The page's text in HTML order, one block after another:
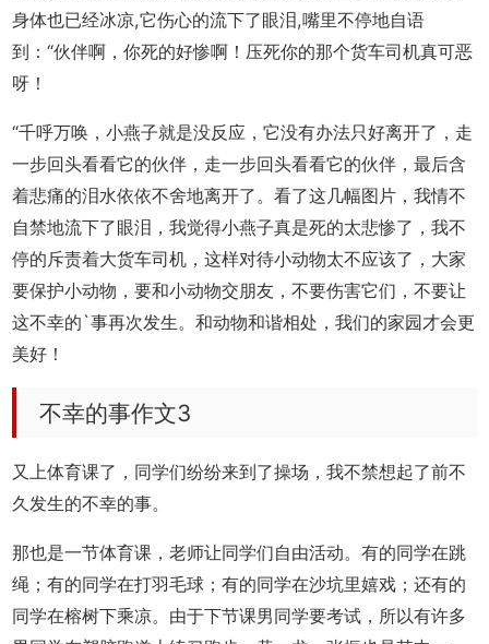
身体也已经冰凉,它伤心的流下了眼泪,嘴里不停地自语
到：“伙伴啊，你死的好惨啊！压死你的那个货车司机真可恶
呀！
“千呼万唤，小燕子就是没反应，它没有办法只好离开了，走
一步回头看看它的伙伴，走一步回头看看它的伙伴，最后含
着悲痛的泪水依依不舍地离开了。看了这几幅图片，我情不
自禁地流下了眼泪，我觉得小燕子真是死的太悲惨了，我不
停的斥责着大货车司机，这样对待小动物太不应该了，大家
要保护小动物，要和小动物交朋友，不要伤害它们，不要让
这不幸的`事再次发生。和动物和谐相处，我们的家园才会更
美好！
不幸的事作文3
又上体育课了，同学们纷纷来到了操场，我不禁想起了前不
久发生的不幸的事。
那也是一节体育课，老师让同学们自由活动。有的同学在跳
绳；有的同学在打羽毛球；有的同学在沙坑里嬉戏；还有的
同学在榕树下乘凉。由于下节课男同学要考试，所以有许多